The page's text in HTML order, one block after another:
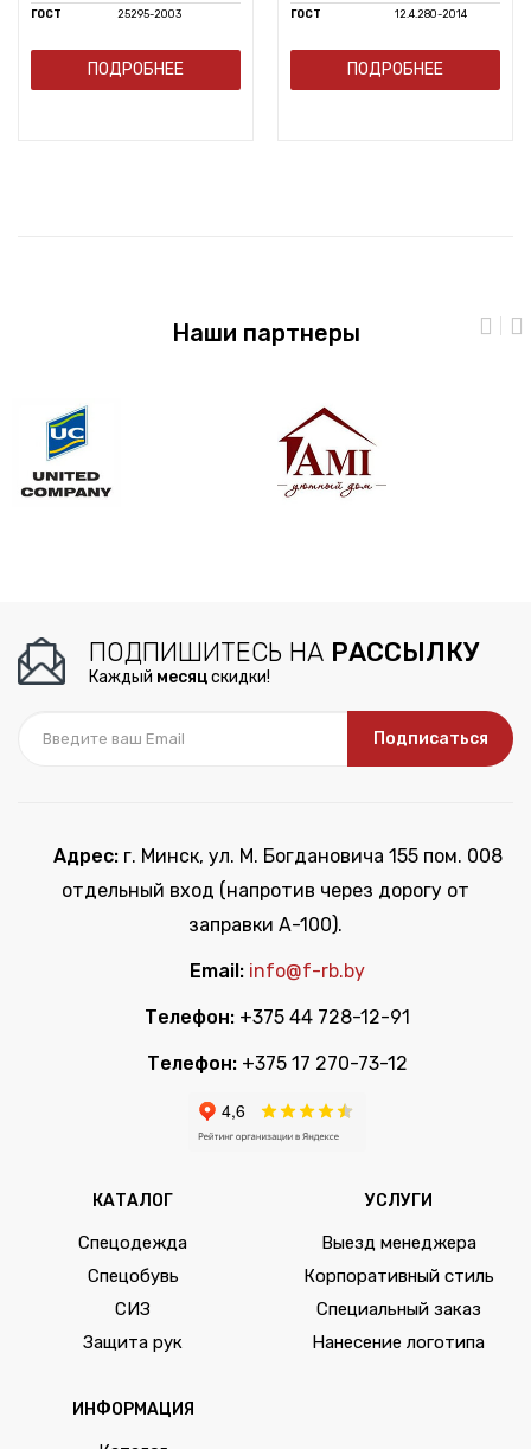
ГОСТ
25295-2003
ПОДРОБНЕЕ
ГОСТ
12.4.280-2014
ПОДРОБНЕЕ
Наши партнеры
ПОДПИШИТЕСЬ НА РАССЫЛКУ
Каждый месяцскидки!
Подписаться
Адрес:г. Минск, ул. М. Богдановича 155 пом. 008
отдельный вход (напротив через дорогу от
заправки А-100).
Email: info@f-rb.by
Телефон: +375 44 728-12-91
Телефон: +375 17 270-73-12
КАТАЛОГ
Спецодежда
Спецобувь
СИЗ
Защита рук
УСЛУГИ
Выезд менеджера
Корпоративный стиль
Специальный заказ
Нанесение логотипа
ИНФОРМАЦИЯ